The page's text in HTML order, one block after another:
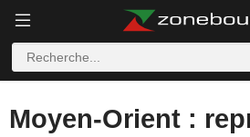
Moyen-Orient :